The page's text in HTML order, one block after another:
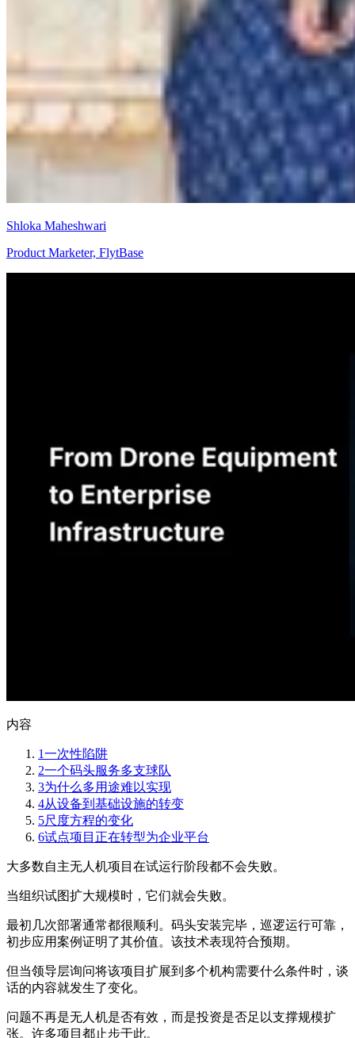
Shloka Maheshwari
Product Marketer, FlytBase
内容
1一次性陷阱
2一个码头服务多支球队
3为什么多用途难以实现
4从设备到基础设施的转变
5尺度方程的变化
6试点项目正在转型为企业平台
大多数自主无人机项目在试运行阶段都不会失败。
当组织试图扩大规模时，它们就会失败。
最初几次部署通常都很顺利。码头安装完毕，巡逻运行可靠，
初步应用案例证明了其价值。该技术表现符合预期。
但当领导层询问将该项目扩展到多个机构需要什么条件时，谈
话的内容就发生了变化。
问题不再是无人机是否有效，而是投资是否足以支撑规模扩
张。许多项目都止步于此。